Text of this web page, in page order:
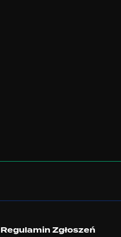
Regulamin Zgłoszeń